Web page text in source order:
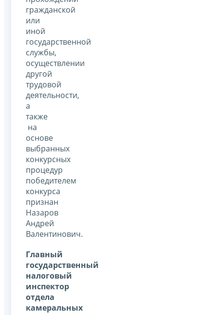
гражданской
или
иной
государственной
службы,
осуществлении
другой
трудовой
деятельности,
а
также
на
основе
выбранных
конкурсных
процедур
победителем
конкурса
признан
Назаров
Андрей
Валентинович.
Главный
государственный
налоговый
инспектор
отдела
камеральных